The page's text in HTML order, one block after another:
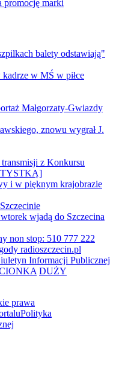
balety odstawiają"
w MŚ w piłce
Małgorzaty-Gwiazdy
znowu wygrał J.
transmisji z Konkursu
i w pięknym krajobrazie
wjadą do Szczecina
non stop: 510 777 222
radioszczecin.pl
Informacji Publicznej
DUŻY
prawa
Polityka